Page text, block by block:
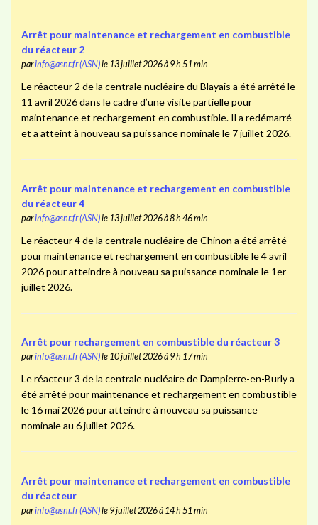
Arrêt pour maintenance et rechargement en combustible
du réacteur 2
parinfo@asnr.fr (ASN)le 13 juillet 2026 à 9 h 51 min
Le réacteur 2 de la centrale nucléaire du Blayais a été arrêté le
11 avril 2026 dans le cadre d’une visite partielle pour
maintenance et rechargement en combustible. Il a redémarré
et a atteint à nouveau sa puissance nominale le 7 juillet 2026.
Arrêt pour maintenance et rechargement en combustible
du réacteur 4
parinfo@asnr.fr (ASN)le 13 juillet 2026 à 8 h 46 min
Le réacteur 4 de la centrale nucléaire de Chinon a été arrêté
pour maintenance et rechargement en combustible le 4 avril
2026 pour atteindre à nouveau sa puissance nominale le 1er
juillet 2026.
Arrêt pour rechargement en combustible du réacteur 3
parinfo@asnr.fr (ASN)le 10 juillet 2026 à 9 h 17 min
Le réacteur 3 de la centrale nucléaire de Dampierre-en-Burly a
été arrêté pour maintenance et rechargement en combustible
le 16 mai 2026 pour atteindre à nouveau sa puissance
nominale au 6 juillet 2026.
Arrêt pour maintenance et rechargement en combustible
du réacteur
parinfo@asnr.fr (ASN)le 9 juillet 2026 à 14 h 51 min